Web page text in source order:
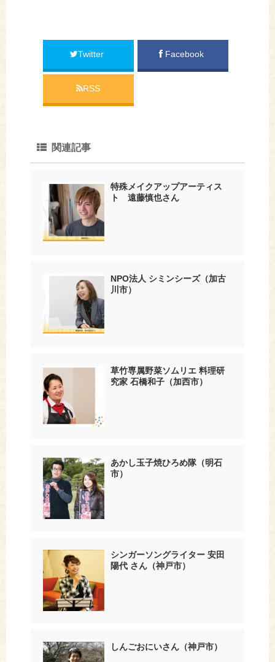
Twitter Facebook
RSS
関連記事
特殊メイクアップアーティス
ト 遠藤慎也さん
NPO法人 シミンシーズ（加古
川市）
草竹専属野菜ソムリエ 料理研
究家 石橋和子（加西市）
あかし玉子焼ひろめ隊（明石
市）
シンガーソングライター 安田
陽代 さん（神戸市）
しんごおにいさん（神戸市）